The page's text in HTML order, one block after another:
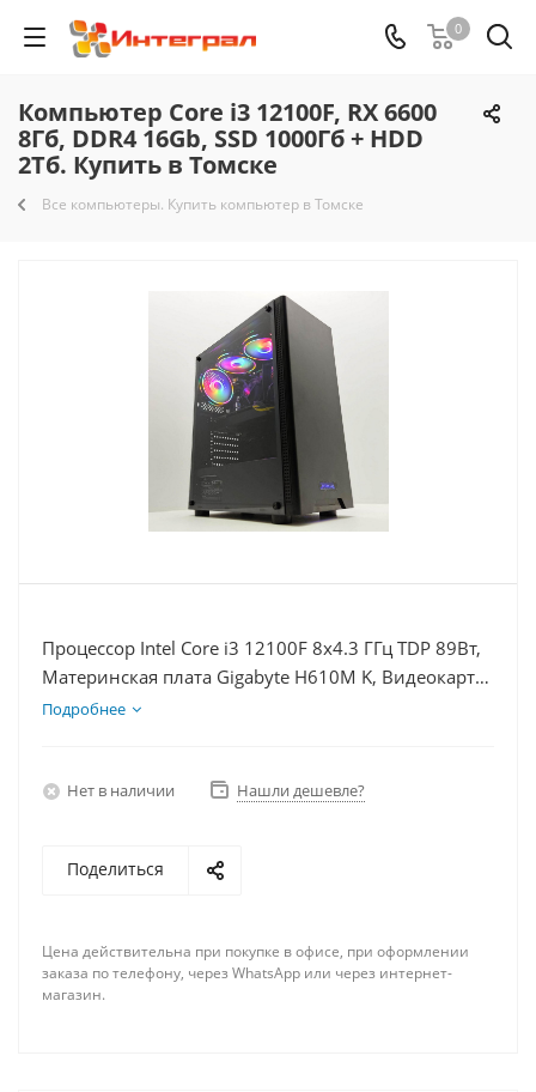
0
Компьютер Core i3 12100F, RX 6600
8Гб, DDR4 16Gb, SSD 1000Гб + HDD
2Тб. Купить в Томске
Все компьютеры. Купить компьютер в Томске
Процессор Intel Core i3 12100F 8x4.3 ГГц TDP 89Вт,
Материнская плата Gigabyte H610M K, Видеокарта
RX 6600 8Гб, Память DDR4 16Gb, Диски SSD
Подробнее
Нет в наличии Нашли дешевле?
Поделиться
Цена действительна при покупке в офисе, при оформлении
заказа по телефону, через WhatsApp или через интернет-
магазин.